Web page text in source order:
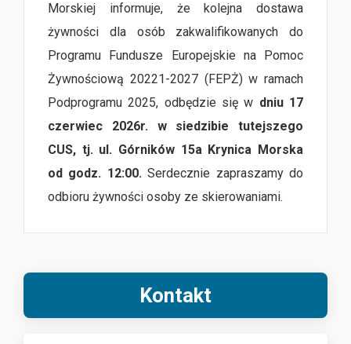
Morskiej informuje, że kolejna dostawa
żywności dla osób zakwalifikowanych do
Programu Fundusze Europejskie na Pomoc
Żywnościową 20221-2027 (FEPŻ) w ramach
Podprogramu 2025, odbędzie się w dniu 17
czerwiec 2026r. w siedzibie tutejszego
CUS, tj. ul. Górników 15a Krynica Morska
od godz. 12:00.Serdecznie zapraszamy do
odbioru żywności osoby ze skierowaniami.
Kontakt